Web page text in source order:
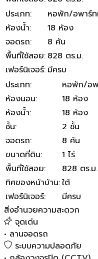
ประเภท: หอพัก/อพาร์ท
ห้องน้ำ: 18 ห้อง
จอดรถ: 8 คัน
พื้นที่ใช้สอย: 828 ตร.ม.
เฟอร์นิเจอร์: มีครบ
ประเภท:
หอพัก/อพ
ห้องนอน:
18 ห้อง
ห้องน้ำ:
18 ห้อง
ชั้น:
2 ชั้น
จอดรถ:
8 คัน
ขนาดที่ดิน:
1 ไร่
พื้นที่ใช้สอย:
828 ตร.ม.
ทิศของหน้าบ้าน:ใต้
เฟอร์นิเจอร์:
มีครบ
สิ่งอำนวยความสะดวก
จุดเด่น
• ลานจอดรถ
ระบบความปลอดภัย